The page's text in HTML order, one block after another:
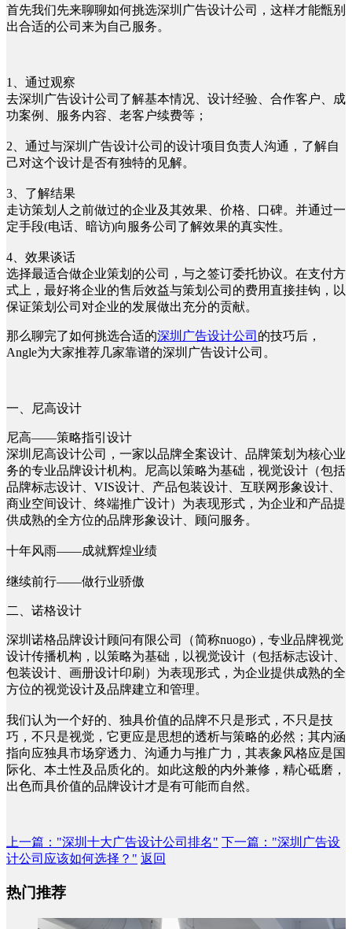
首先我们先来聊聊如何挑选深圳广告设计公司，这样才能甑别
出合适的公司来为自己服务。
1、通过观察
去深圳广告设计公司了解基本情况、设计经验、合作客户、成
功案例、服务内容、老客户续费等；
2、通过与深圳广告设计公司的设计项目负责人沟通，了解自
己对这个设计是否有独特的见解。
3、了解结果
走访策划人之前做过的企业及其效果、价格、口碑。并通过一
定手段(电话、暗访)向服务公司了解效果的真实性。
4、效果谈话
选择最适合做企业策划的公司，与之签订委托协议。在支付方
式上，最好将企业的售后效益与策划公司的费用直接挂钩，以
保证策划公司对企业的发展做出充分的贡献。
那么聊完了如何挑选合适的深圳广告设计公司 的技巧后，
Angle为大家推荐几家靠谱的深圳广告设计公司。
一、尼高设计
尼高——策略指引设计
深圳尼高设计公司，一家以品牌全案设计、品牌策划为核心业
务的专业品牌设计机构。尼高以策略为基础，视觉设计（包括
品牌标志设计、VIS设计、产品包装设计、互联网形象设计、
商业空间设计、终端推广设计）为表现形式，为企业和产品提
供成熟的全方位的品牌形象设计、顾问服务。
十年风雨——成就辉煌业绩
继续前行——做行业骄傲
二、诺格设计
深圳诺格品牌设计顾问有限公司（简称nuogo)，专业品牌视觉
设计传播机构，以策略为基础，以视觉设计（包括标志设计、
包装设计、画册设计印刷）为表现形式，为企业提供成熟的全
方位的视觉设计及品牌建立和管理。
我们认为一个好的、独具价值的品牌不只是形式，不只是技
巧，不只是视觉，它更应是思想的透析与策略的必然；其内涵
指向应独具市场穿透力、沟通力与推广力，其表象风格应是国
际化、本土性及品质化的。如此这般的内外兼修，精心砥磨，
出色而具价值的品牌设计才是有可能而自然。
上一篇 ："深圳十大广告设计公司排名" 下一篇 ："深圳广告设
计公司应该如何选择？" 返回
热门推荐